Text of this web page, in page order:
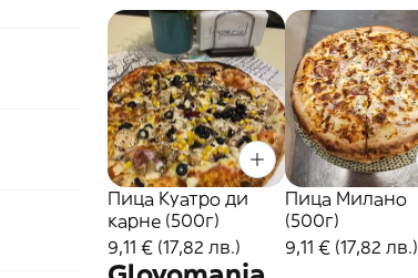
Пица Куатро ди
карне (500г)
9,11 € (17,82 лв.)
Пица Милано
(500г)
9,11 € (17,82 лв.)